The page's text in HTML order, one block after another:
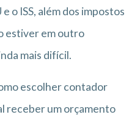
o ISS, além dos impostos
estiver em outro
mais difícil.
escolher contador
receber um orçamento